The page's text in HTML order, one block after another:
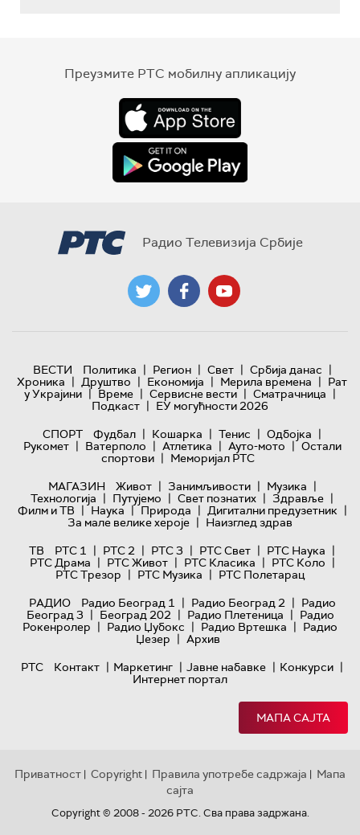
Преузмите РТС мобилну апликацију
Радио Телевизија Србије
ВЕСТИ Политика | Регион | Свет | Србија данас |
Хроника | Друштво | Економија | Мерила времена | Рат
у Украјини | Време | Сервисне вести | Сматрачница |
Подкаст | ЕУ могућности 2026
СПОРТ
Фудбал | Кошарка | Тенис | Одбојка |
Рукомет | Ватерполо | Атлетика | Ауто-мото | Остали
спортови | Меморијал РТС
МАГАЗИН
Живот | Занимљивости | Музика |
Технологијa | Путујемо | Свет познатих | Здравље |
Филм и ТВ | Наука | Природа | Дигитални предузетник |
За мале велике хероје | Наизглед здрав
ТВ
РТС 1 | РТС 2 | РТС 3 | РТС Свет | РТС Наука |
РТС Драма | РТС Живот | РТС Класика | РТС Коло |
РТС Трезор | РТС Музика | РТС Полетарац
РАДИО
Радио Београд 1 | Радио Београд 2 | Радио
Београд 3 | Београд 202 | Радио Плетеница | Радио
Рокенролер | Радио Џубокс | Радио Вртешка | Радио
Џезер | Архив
РТС
Контакт | Маркетинг | Јавне набавке | Конкурси |
Интернет портал
МАПА САЈТА
Приватност | Copyright | Правила употребе садржаја | Мапа
сајта
Copyright © 2008 - 2026 РТС. Сва права задржана.